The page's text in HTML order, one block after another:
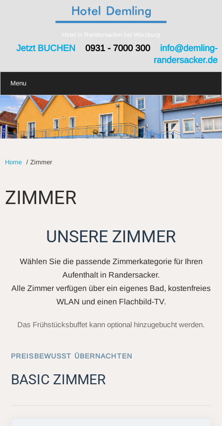
Hotel in Randersacker bei Würzburg
Jetzt BUCHEN0931 - 7000 300 info@demling-
randersacker.de
Menu
Home / Zimmer
ZIMMER
UNSERE ZIMMER
Wählen Sie die passende Zimmerkategorie für Ihren
Aufenthalt in Randersacker.
Alle Zimmer verfügen über ein eigenes Bad, kostenfreies
WLAN und einen Flachbild-TV.
Das Frühstücksbuffet kann optional hinzugebucht werden.
PREISBEWUSST ÜBERNACHTEN
BASIC ZIMMER